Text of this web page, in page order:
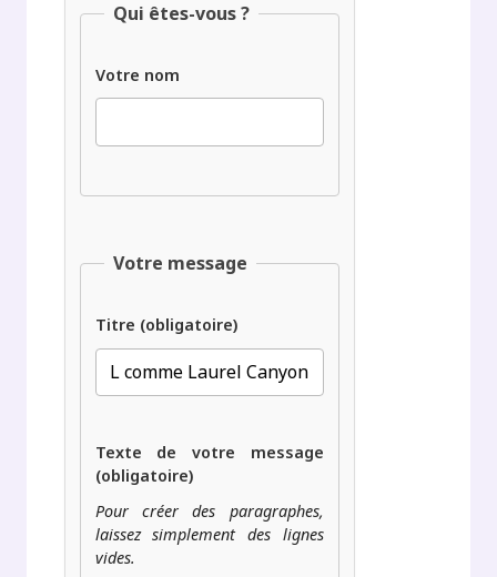
Qui êtes-vous ?
Votre nom
Votre message
Titre (obligatoire)
Texte de votre message
(obligatoire)
Pour créer des paragraphes,
laissez simplement des lignes
vides.